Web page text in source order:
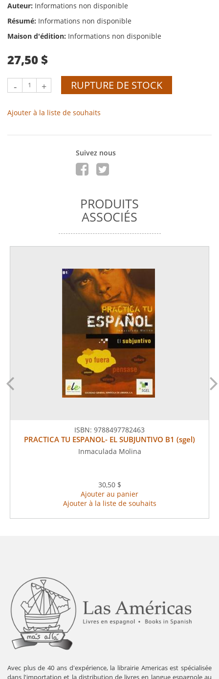
Auteur: Informations non disponible
Résumé: Informations non disponible
Maison d'édition: Informations non disponible
27,50 $
- + RUPTURE DE STOCK
Ajouter à la liste de souhaits
Suivez nous
PRODUITS
ASSOCIÉS
ISBN: 9788497782463
PRACTICA TU ESPANOL- EL SUBJUNTIVO B1 (sgel)
Inmaculada Molina
30,50 $
Ajouter au panier
Ajouter à la liste de souhaits
Avec plus de 40 ans d'expérience, la librairie Americas est spécialisée
dans l'importation et la distribution de livres en langue espagnole au